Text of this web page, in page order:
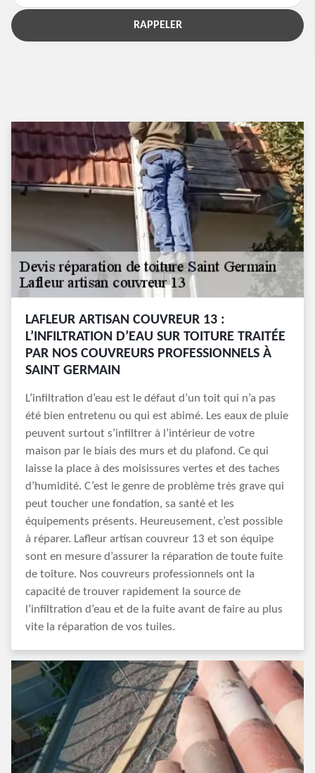
LAFLEUR ARTISAN COUVREUR 13 :
L’INFILTRATION D’EAU SUR TOITURE TRAITÉE
PAR NOS COUVREURS PROFESSIONNELS À
SAINT GERMAIN
L’infiltration d’eau est le défaut d’un toit qui n’a pas
été bien entretenu ou qui est abimé. Les eaux de pluie
peuvent surtout s’infiltrer à l’intérieur de votre
maison par le biais des murs et du plafond. Ce qui
laisse la place à des moisissures vertes et des taches
d’humidité. C’est le genre de problème très grave qui
peut toucher une fondation, sa santé et les
équipements présents. Heureusement, c’est possible
à réparer. Lafleur artisan couvreur 13 et son équipe
sont en mesure d’assurer la réparation de toute fuite
de toiture. Nos couvreurs professionnels ont la
capacité de trouver rapidement la source de
l’infiltration d’eau et de la fuite avant de faire au plus
vite la réparation de vos tuiles.